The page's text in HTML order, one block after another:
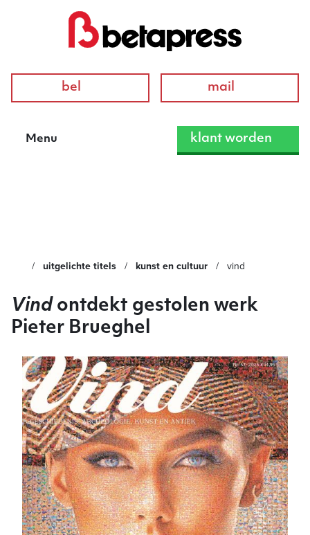
bel mail
Menu klant worden
uitgelichte titels kunst en cultuur vind
Vind ontdekt gestolen werk
Pieter Brueghel